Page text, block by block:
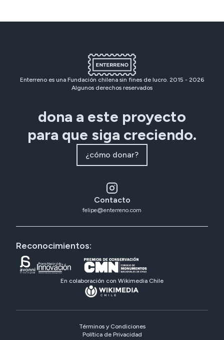
Enterreno es una Fundación chilena sin fines de lucro. 2015 - 2026
Algunos derechos reservados
dona a este proyecto
para que siga creciendo.
¿cómo donar?
Contacto
felipe@enterreno.com
Reconocimientos:
En colaboración con Wikimedia Chile
Términos y Condiciones
Política de Privacidad